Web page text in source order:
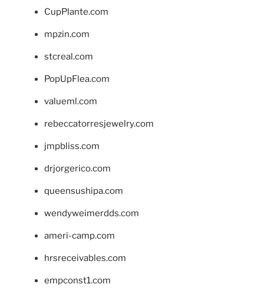
CupPlante.com
mpzin.com
stcreal.com
PopUpFlea.com
valueml.com
rebeccatorresjewelry.com
jmpbliss.com
drjorgerico.com
queensushipa.com
wendyweimerdds.com
ameri-camp.com
hrsreceivables.com
empconst1.com